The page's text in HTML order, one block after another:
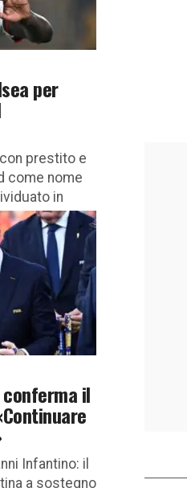
per
prestito e
come nome
in
conferma il
Infantino: il
a sostegno